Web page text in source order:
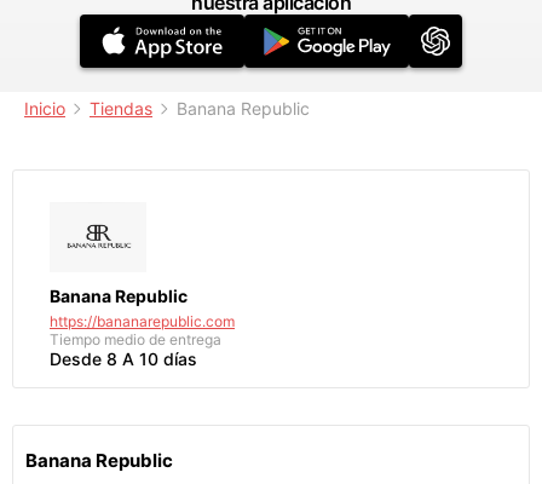
Inicio Tiendas Banana Republic
Banana Republic
https://bananarepublic.com
Tiempo medio de entrega
Desde 8 A 10 días
Banana Republic